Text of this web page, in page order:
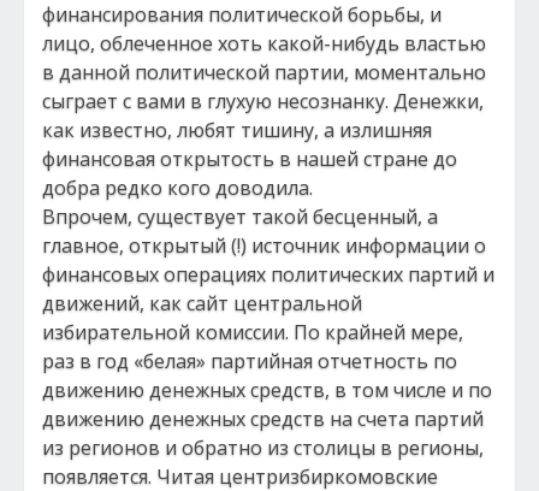
финансирования политической борьбы, и
лицо, облеченное хоть какой-нибудь властью
в данной политической партии, моментально
сыграет с вами в глухую несознанку. Денежки,
как известно, любят тишину, а излишняя
финансовая открытость в нашей стране до
добра редко кого доводила.
Впрочем, существует такой бесценный, а
главное, открытый (!) источник информации о
финансовых операциях политических партий и
движений, как сайт центральной
избирательной комиссии. По крайней мере,
раз в год «белая» партийная отчетность по
движению денежных средств, в том числе и по
движению денежных средств на счета партий
из регионов и обратно из столицы в регионы,
появляется. Читая центризбиркомовские